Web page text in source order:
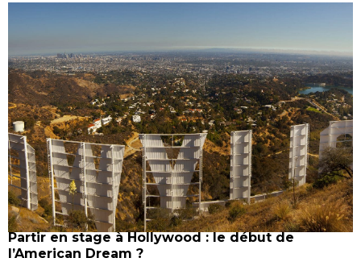
Partir en stage à Hollywood : le début de
l’American Dream ?